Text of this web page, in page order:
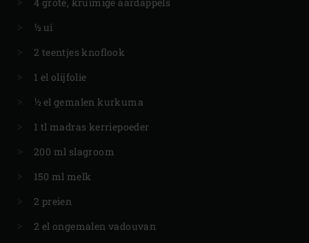
½ ui
2 teentjes knoflook
1 el olijfolie
½ el gemalen kurkuma
1 tl madras kerriepoeder
200 ml slagroom
150 ml melk
2 preien
2 el ongemalen vadouvan